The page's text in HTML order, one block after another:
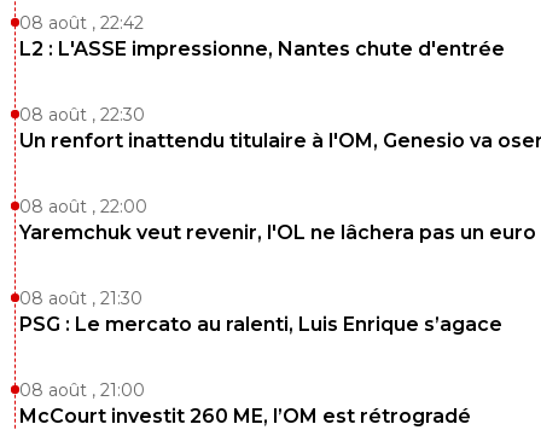
08 août , 22:42
L2 : L'ASSE impressionne, Nantes chute d'entrée
08 août , 22:30
Un renfort inattendu titulaire à l'OM, Genesio va
08 août , 22:00
Yaremchuk veut revenir, l'OL ne lâchera pas un euro
08 août , 21:30
PSG : Le mercato au ralenti, Luis Enrique s’agace
08 août , 21:00
McCourt investit 260 ME, l’OM est rétrogradé